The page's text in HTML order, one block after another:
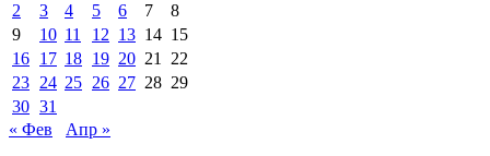
2
3 4 5 6 7
8
9
10 11 12 13 14 15
16 17 18 19 20 21
22
23 24 25 26 27 28 29
30 31
« Фев
Апр »